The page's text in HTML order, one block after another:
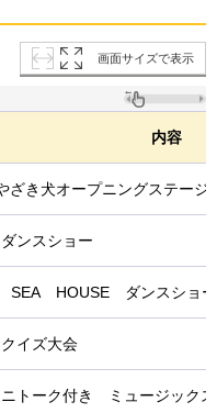
画面サイズで表示
内容
ざき犬オープニングステージ
ダンスショー
SEA HOUSE ダンスショー
イズ大会
ニトーク付き ミ ュージック